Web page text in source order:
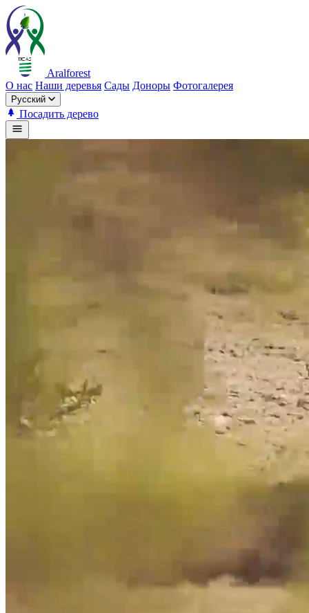
Aralforest
О нас Наши деревья Сады Доноры Фотогалерея
Русский
Посадить дерево